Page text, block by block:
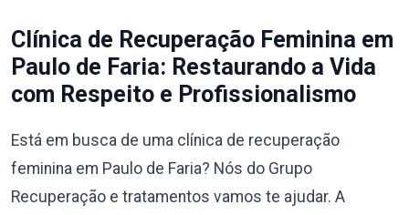
Clínica de Recuperação Feminina em
Paulo de Faria: Restaurando a Vida
com Respeito e Profissionalismo
Está em busca de uma clínica de recuperação
feminina em Paulo de Faria? Nós do Grupo
Recuperação e tratamentos vamos te ajudar. A